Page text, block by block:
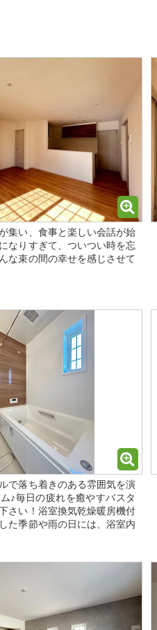
集い、食事と楽しい会話が始
なりすぎて、ついつい時を忘
な束の間の幸せを感じさせて
で落ち着きのある雰囲気を演
♪毎日の疲れを癒やすバスタ
さい！浴室換気乾燥暖房機付
た季節や雨の日には、浴室内